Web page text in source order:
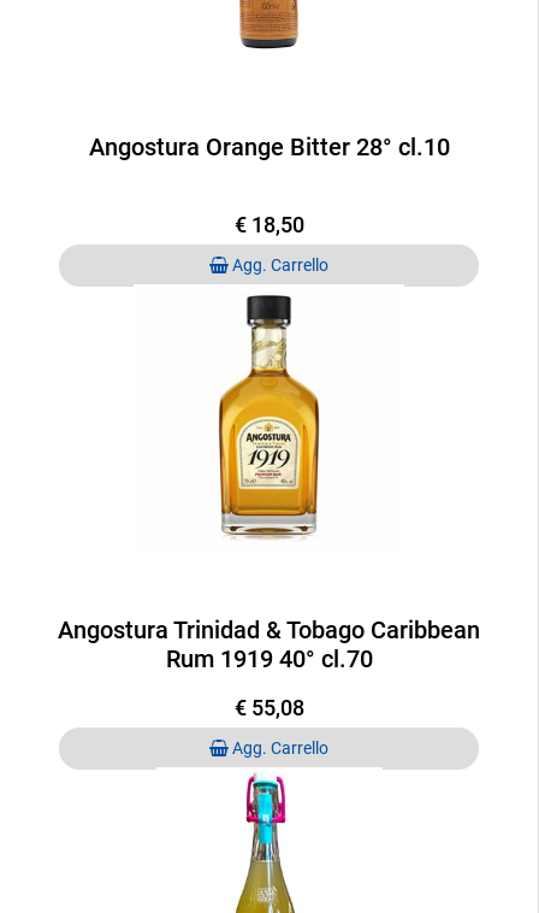
Angostura Orange Bitter 28° cl.10
€ 18,50
Quantità
Agg. Carrello
Angostura Trinidad & Tobago Caribbean
Rum 1919 40° cl.70
€ 55,08
Quantità
Agg. Carrello